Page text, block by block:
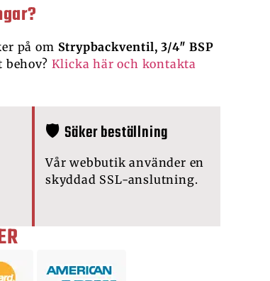
på om Strypbackventil, 3/4″ BSP
behov? Klicka här och kontakta
🛡️ Säker beställning
Vår webbutik använder en
skyddad SSL-anslutning.